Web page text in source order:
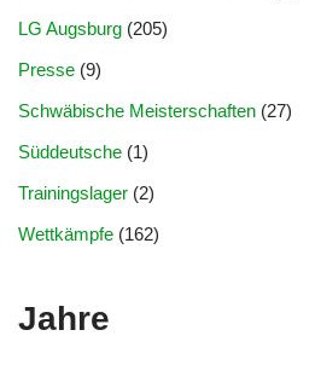
LG Augsburg (205)
Presse (9)
Schwäbische Meisterschaften (27)
Süddeutsche (1)
Trainingslager (2)
Wettkämpfe (162)
Jahre